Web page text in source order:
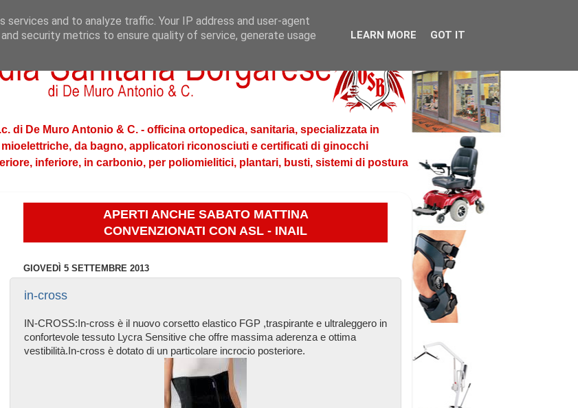
di De Muro Antonio & C. - officina ortopedica, sanitaria, specializzata in
da bagno, applicatori riconosciuti e certificati di ginocchi
inferiore, in carbonio, per poliomielitici, plantari, busti, sistemi di postura
APERTI ANCHE SABATO MATTINA
CONVENZIONATI CON ASL - INAIL
GIOVEDÌ 5 SETTEMBRE 2013
in-cross
IN-CROSS:In-cross è il nuovo corsetto elastico FGP ,traspirante e ultraleggero in
confortevole tessuto Lycra Sensitive che offre massima aderenza e ottima
vestibilità.In-cross è dotato di un particolare incrocio posteriore.
and to analyze traffic. Your IP address and user-agent
security metrics to ensure quality of service, generate usage
LEARN MORE GOT IT